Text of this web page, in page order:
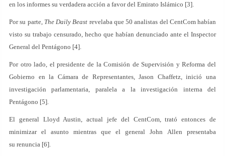
en los informes su verdadera acción a favor del Emirato Islámico [3].
Por su parte, The Daily Beast revelaba que 50 analistas del CentCom habían
visto su trabajo censurado, hecho que habían denunciado ante el Inspector
General del Pentágono [4].
Por otro lado, el presidente de la Comisión de Supervisión y Reforma del
Gobierno en la Cámara de Representantes, Jason Chaffetz, inició una
investigación parlamentaria, paralela a la investigación interna del
Pentágono [5].
El general Lloyd Austin, actual jefe del CentCom, trató entonces de
minimizar el asunto mientras que el general John Allen presentaba
su renuncia [6].